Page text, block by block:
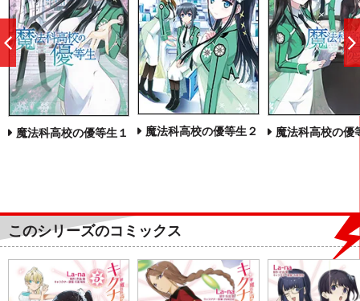
魔法科高校の優等生１ 魔法科高校の優等生２ 魔法科高校の優
前
へ
このシリーズのコミックス